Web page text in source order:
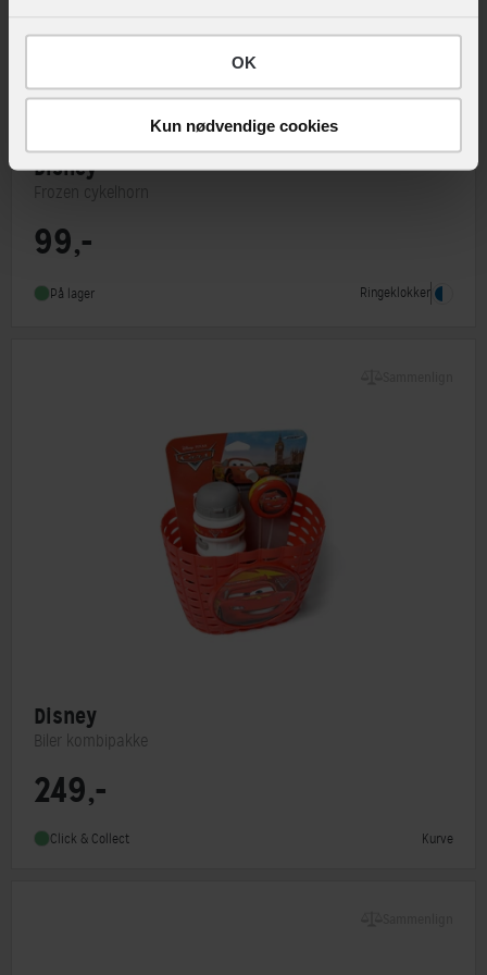
OK
Kun nødvendige cookies
Disney
Frozen cykelhorn
99,-
På lager Ringeklokker
Disney
Biler kombipakke
Type
249,-
Click & Collect Kurve